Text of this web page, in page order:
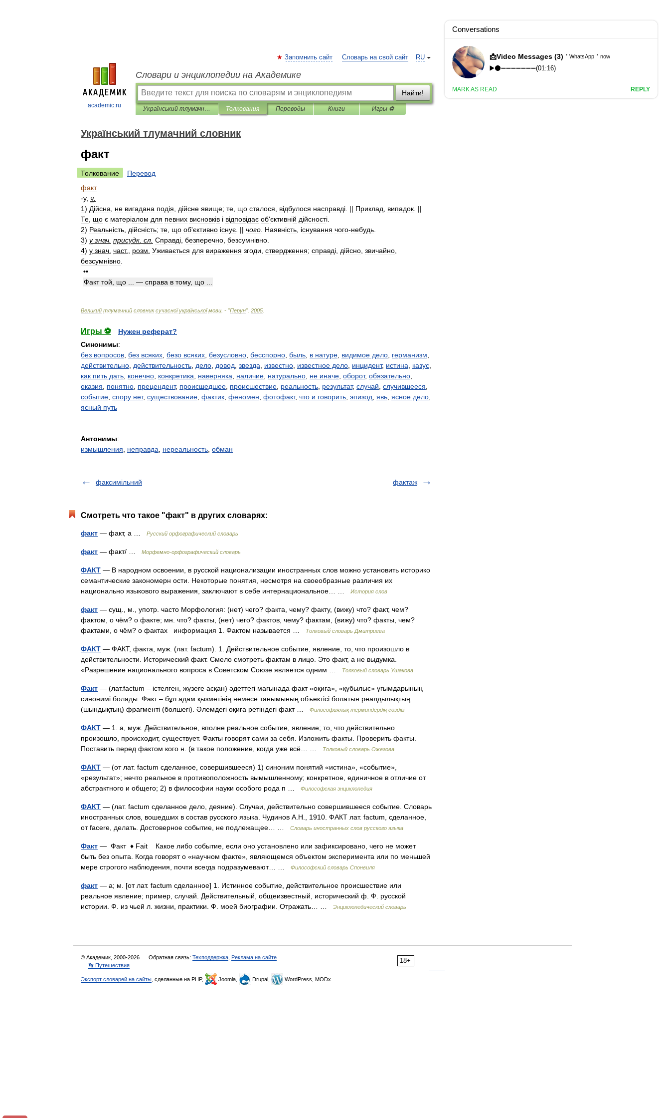
academic.ru
RU
Запомнить сайт Словарь на свой сайт
Словари и энциклопедии на Академике
Найти!
Український тлумачний словник Толкования Переводы Книги Игры ⚽
Український тлумачний словник
факт
Толкование
Перевод
факт
-у, ч
1) Дійсна не вигадана подія дійсне явище; те що сталося відбулося насправді. || Приклад випадок . ||
Те що є матеріалом для певних висновків і відповідає об'єктивній дійсності.
2) Реальність дійсність; те що об'єктивно існує . || чого Наявність , існування чого-небудь
3) у знач присудк сл Справді, безперечно безсумнівно
4) у знач част. розм Уживається для вираження згоди ствердження; справді, дійсно звичайно
безсумнівно
••
Факт той що ... — справа в тому, що
Великий тлумачний словник сучасної української мови . - "Перун". 2005
Игры ⚽
Нужен реферат?
Синонимы:
без вопросов без всяких безо всяких безусловно бесспорно быль в натуре видимое дело германизм
действительно действительность дело довод звезда известно известное дело инцидент, истина казус
как пить дать конечно конкретика наверняка наличие натурально не иначе оборот, обязательно
оказия
понятно прецендент, происшедшее происшествие реальность результат, случай случившееся
событие спору нет, существование фактик феномен фотофакт, что и говорить эпизод явь ясное дело
ясный путь
Антонимы:
измышления
неправда нереальность обман
факсимільний фактаж
Смотреть что такое "факт" в других словарях:
факт — факт, а … Русский орфографический словарь
факт — факт/ … Морфемно-орфографический словарь
ФАКТ — В народном освоении, в русской национализации иностранных слов можно установить историко
семантические закономерн ости. Некоторые понятия, несмотря на своеобразные различия их
национально языкового выражения, заключают в себе интернациональное… …
История слов
факт — сущ., м., употр. часто Морфология: (нет) чего? факта, чему? факту, (вижу) что? факт, чем?
фактом, о чём? о факте; мн. что? факты, (нет) чего? фактов, чему? фактам, (вижу) что? факты, чем?
фактами, о чём? о фактах информация 1. Фактом называется …
Толковый словарь Дмитриева
ФАКТ — ФАКТ, факта, муж. (лат. factum). 1. Действительное событие, явление, то, что произошло в
действительности. Исторический факт. Смело смотреть фактам в лицо. Это факт, а не выдумка.
«Разрешение национального вопроса в Советском Союзе является одним …
Толковый словарь Ушакова
Факт — (лат.factum – істелген, жүзеге асқан) әдеттегі мағынада факт «оқиға», «құбылыс» ұғымдарының
синонимі болады. Факт – бұл адам қызметінің немесе танымының объектісі болатын реалдылықтың
(шындықтың) фрагменті (бөлшегі). Әлемдегі оқиға ретіндегі факт …
Философиялық терминдердің сөздігі
ФАКТ — 1. а, муж. Действительное, вполне реальное событие, явление; то, что действительно
произошло, происходит, существует. Факты говорят сами за себя. Изложить факты. Проверить факты.
Поставить перед фактом кого н. (в такое положение, когда уже всё… …
Толковый словарь Ожегова
ФАКТ — (от лат. factum сделанное, совершившееся) 1) синоним понятий «истина», «событие»,
«результат»; нечто реальное в противоположность вымышленному; конкретное, единичное в отличие от
абстрактного и общего; 2) в философии науки особого рода п …
Философская энциклопедия
ФАКТ — (лат. factum сделанное дело, деяние). Случаи, действительно совершившееся событие. Словарь
иностранных слов, вошедших в состав русского языка. Чудинов А.Н., 1910. ФАКТ лат. factum, сделанное,
от facere, делать. Достоверное событие, не подлежащее… …
Словарь иностранных слов русского языка
Факт — Факт ♦ Fait Какое либо событие, если оно установлено или зафиксировано, чего не может
быть без опыта. Когда говорят о «научном факте», являющемся объектом эксперимента или по меньшей
мере строгого наблюдения, почти всегда подразумевают… …
Философский словарь Спонвиля
факт — а; м. [от лат. factum сделанное] 1. Истинное событие, действительное происшествие или
реальное явление; пример, случай. Действительный, общеизвестный, исторический ф. Ф. русской
истории. Ф. из чьей л. жизни, практики. Ф. моей биографии. Отражать… …
Энциклопедический словарь
18+
© Академик, 2000-2026 Обратная связь: Техподдержка Реклама на сайте
👣 Путешествия
Экспорт словарей на сайты , сделанные на PHP, Joomla, Drupal, WordPress, MODx.